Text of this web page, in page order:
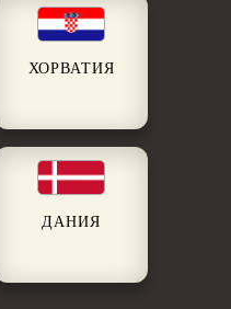
ХОРВАТИЯ
ДАНИЯ